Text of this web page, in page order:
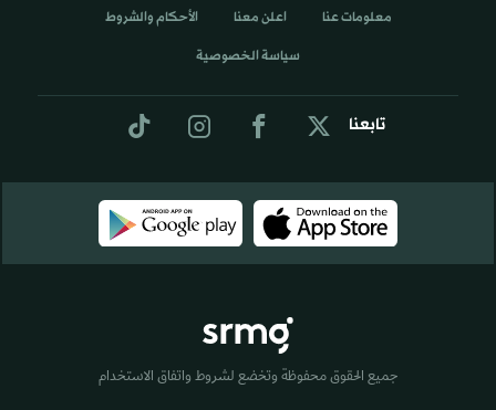
تابعنا
معلومات عنا اعلن معنا الأحكام والشروط
سياسة الخصوصية
جميع الحقوق محفوظة وتخضع لشروط واتفاق الاستخدام